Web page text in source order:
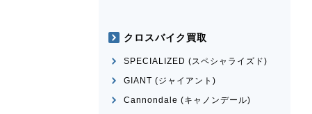
クロスバイク買取
SPECIALIZED (スペシャライズド)
GIANT (ジャイアント)
Cannondale (キャノンデール)